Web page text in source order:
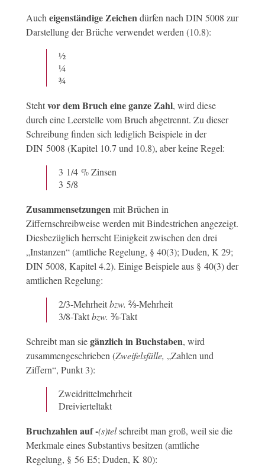
Auch eigenständige Zeichen dürfen nach DIN 5008 zur
Darstellung der Brüche verwendet werden (10.8):
½
¼
¾
Stehtvor dem Bruch eine ganze Zahl, wird diese
durch eine Leerstelle vom Bruch abgetrennt. Zu dieser
Schreibung finden sich lediglich Beispiele in der
DIN 5008 (Kapitel 10.7 und 10.8), aber keine Regel:
3 1/4 % Zinsen
3 5/8
Zusammensetzungen mit Brüchen in
Ziffernschreibweise werden mit Bindestrichen angezeigt.
Diesbezüglich herrscht Einigkeit zwischen den drei
„Instanzen“ (amtliche Regelung, § 40(3); Duden, K 29;
DIN 5008, Kapitel 4.2). Einige Beispiele aus § 40(3) der
amtlichen Regelung:
2/3-Mehrheitbzw. ⅔-Mehrheit
3/8-Taktbzw. ⅜-Takt
Schreibt man siegänzlich in Buchstaben, wird
zusammengeschrieben (Zweifelsfälle, „Zahlen und
Ziffern“, Punkt 3):
Zweidrittelmehrheit
Dreivierteltakt
Bruchzahlen auf -(s)telschreibt man groß, weil sie die
Merkmale eines Substantivs besitzen (amtliche
Regelung, § 56 E5; Duden, K 80):